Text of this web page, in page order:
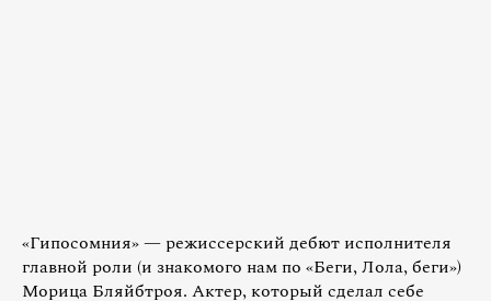
«Гипосомния» — режиссерский дебют исполнителя
главной роли (и знакомого нам по «Беги, Лола, беги»)
Морица Бляйбтроя. Актер, который сделал себе